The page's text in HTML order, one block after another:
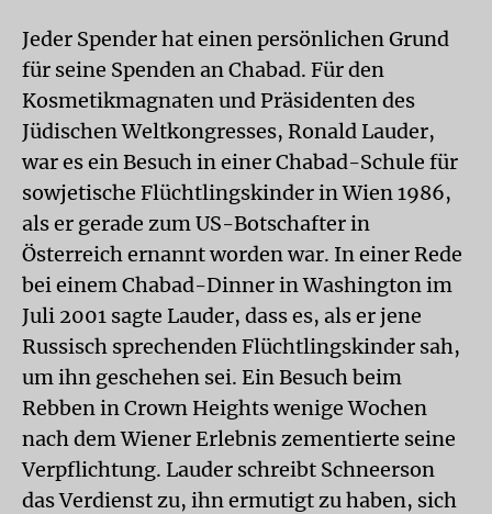
Jeder Spender hat einen persönlichen Grund
für seine Spenden an Chabad. Für den
Kosmetikmagnaten und Präsidenten des
Jüdischen Weltkongresses, Ronald Lauder,
war es ein Besuch in einer Chabad-Schule für
sowjetische Flüchtlingskinder in Wien 1986,
als er gerade zum US-Botschafter in
Österreich ernannt worden war. In einer Rede
bei einem Chabad-Dinner in Washington im
Juli 2001 sagte Lauder, dass es, als er jene
Russisch sprechenden Flüchtlingskinder sah,
um ihn geschehen sei. Ein Besuch beim
Rebben in Crown Heights wenige Wochen
nach dem Wiener Erlebnis zementierte seine
Verpflichtung. Lauder schreibt Schneerson
das Verdienst zu, ihn ermutigt zu haben, sich